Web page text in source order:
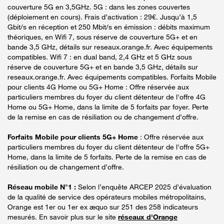
couverture 5G en 3,5GHz. 5G : dans les zones couvertes
(déploiement en cours). Frais d’activation : 29€. Jusqu’à 1,5
Gbit/s en réception et 250 Mbit/s en émission : débits maximum
théoriques, en Wifi 7, sous réserve de couverture 5G+ et en
bande 3,5 GHz, détails sur reseaux.orange.fr. Avec équipements
compatibles. Wifi 7 : en dual band, 2,4 GHz et 5 GHz sous
réserve de couverture 5G+ et en bande 3,5 GHz, détails sur
reseaux.orange.fr. Avec équipements compatibles. Forfaits Mobile
pour clients 4G Home ou 5G+ Home : Offre réservée aux
particuliers membres du foyer du client détenteur de l'offre 4G
Home ou 5G+ Home, dans la limite de 5 forfaits par foyer. Perte
de la remise en cas de résiliation ou de changement d’offre.
Forfaits Mobile pour clients 5G+ Home : Offre réservée aux
particuliers membres du foyer du client détenteur de l'offre 5G+
Home, dans la limite de 5 forfaits. Perte de la remise en cas de
résiliation ou de changement d’offre.
Réseau mobile N°1 : Selon l’enquête ARCEP 2025 d’évaluation
de la qualité de service des opérateurs mobiles métropolitains,
Orange est 1er ou 1er ex æquo sur 251 des 258 indicateurs
mesurés. En savoir plus sur le site réseaux d'Orange